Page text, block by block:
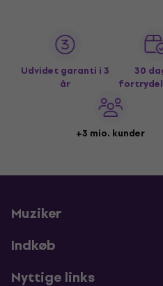
Udvidet garanti i 3
år
30
+3 mio. kunder
Muziker
Indkøb
Nyttige links